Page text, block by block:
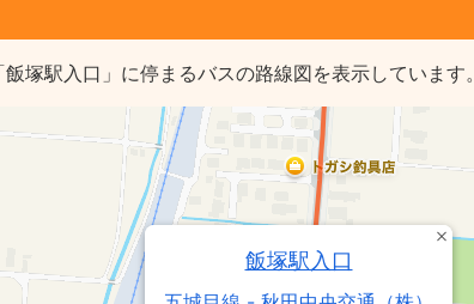
塚駅入口」に停まるバスの路線図を表示しています。
飯塚駅入口